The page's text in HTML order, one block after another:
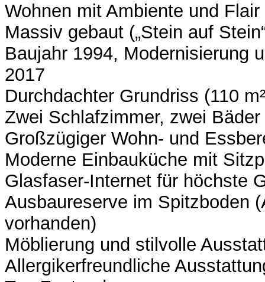
Wohnen mit Ambiente und Flair
Massiv gebaut („Stein auf
Baujahr 1994, Modernisierung
2017
Durchdachter Grundriss (110
Zwei Schlafzimmer, zwei Bäder
Großzügiger Wohn- und
Moderne Einbauküche mit
Glasfaser-Internet für höchste
Ausbaureserve im Spitzboden
vorhanden)
Möblierung und stilvolle
Allergikerfreundliche